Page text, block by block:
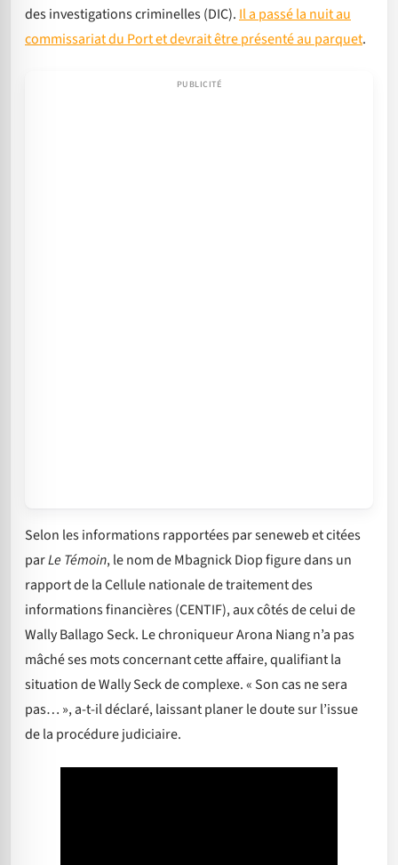
des investigations criminelles (DIC). Il a passé la nuit au
commissariat du Port et devrait être présenté au parquet.
Selon les informations rapportées par seneweb et citées
parLe Témoin, le nom de Mbagnick Diop figure dans un
rapport de la Cellule nationale de traitement des
informations financières (CENTIF), aux côtés de celui de
Wally Ballago Seck. Le chroniqueur Arona Niang n’a pas
mâché ses mots concernant cette affaire, qualifiant la
situation de Wally Seck de complexe. « Son cas ne sera
pas… », a-t-il déclaré, laissant planer le doute sur l’issue
de la procédure judiciaire.